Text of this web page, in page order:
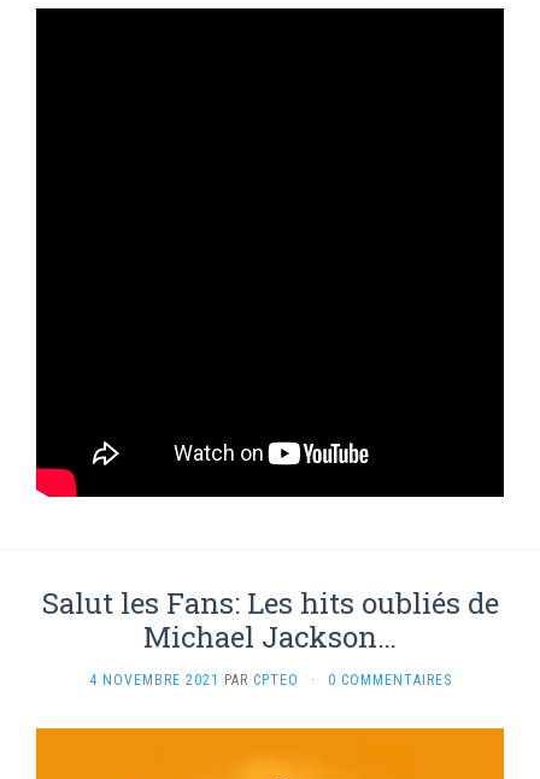
Salut les Fans: Les hits oubliés de
Michael Jackson…
4 NOVEMBRE 2021 PAR CPTEO · 0 COMMENTAIRES